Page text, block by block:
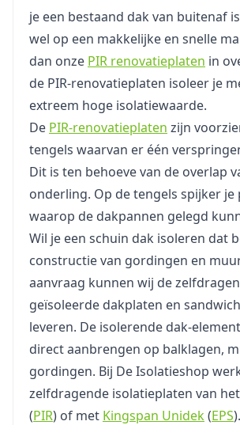
je een bestaand dak van buitenaf
wel op een makkelijke en snelle
dan onze PIR renovatieplaten in
de PIR-renovatieplaten isoleer je
extreem hoge isolatiewaarde.
De PIR-renovatieplaten zijn
tengels waarvan er één
Dit is ten behoeve van de overlap
onderling. Op de tengels spijker je
waarop de dakpannen gelegd
Wil je een schuin dak isoleren dat
constructie van gordingen en
aanvraag kunnen wij de
geïsoleerde dakplaten en
leveren. De isolerende dak-
direct aanbrengen op balklagen,
gordingen. Bij De Isolatieshop
zelfdragende isolatieplaten van
(PIR) of met Kingspan Unidek(EPS).